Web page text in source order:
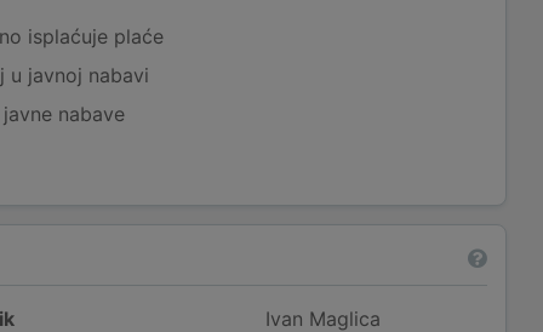
isplaćuje plaće
u javnoj nabavi
nabave
Ivan Maglica